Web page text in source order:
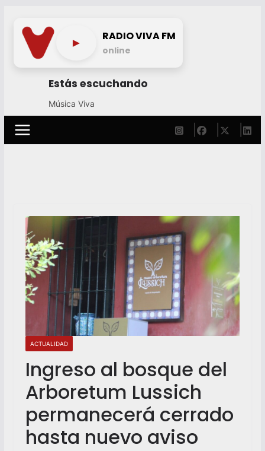
content
► RADIO VIVA FM
online
Estás escuchando
Música Viva
ACTUALIDAD
Ingreso al bosque del
Arboretum Lussich
permanecerá cerrado
hasta nuevo aviso